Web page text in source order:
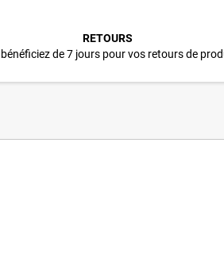
RETOURS
de 7 jours pour vos retours de